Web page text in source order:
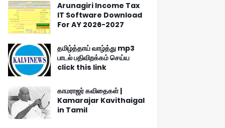
Arunagiri Income Tax
IT Software Download
For AY 2026-2027
தமிழ்த்தாய் வாழ்த்து mp3
பாடல் பதிவிறக்கம் செய்ய
click this link
காமராஜர் கவிதைகள் |
Kamarajar Kavithaigal
in Tamil